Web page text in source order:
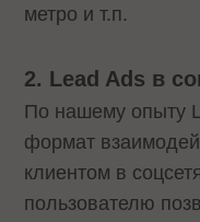
метро и т.п.
2. Lead Ads в
По нашему опыту
формат
клиентом в
пользователю